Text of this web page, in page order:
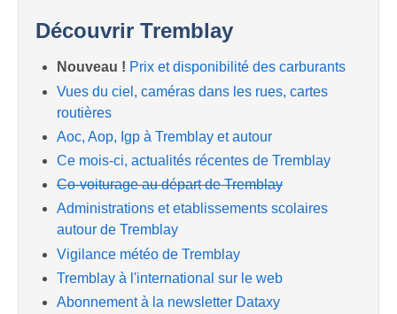
Découvrir Tremblay
Nouveau ! Prix et disponibilité des carburants
Vues du ciel, caméras dans les rues, cartes
routières
Aoc, Aop, Igp à Tremblay et autour
Ce mois-ci, actualités récentes de Tremblay
Co-voiturage au départ de Tremblay
Administrations et etablissements scolaires
autour de Tremblay
Vigilance météo de Tremblay
Tremblay à l'international sur le web
Abonnement à la newsletter Dataxy